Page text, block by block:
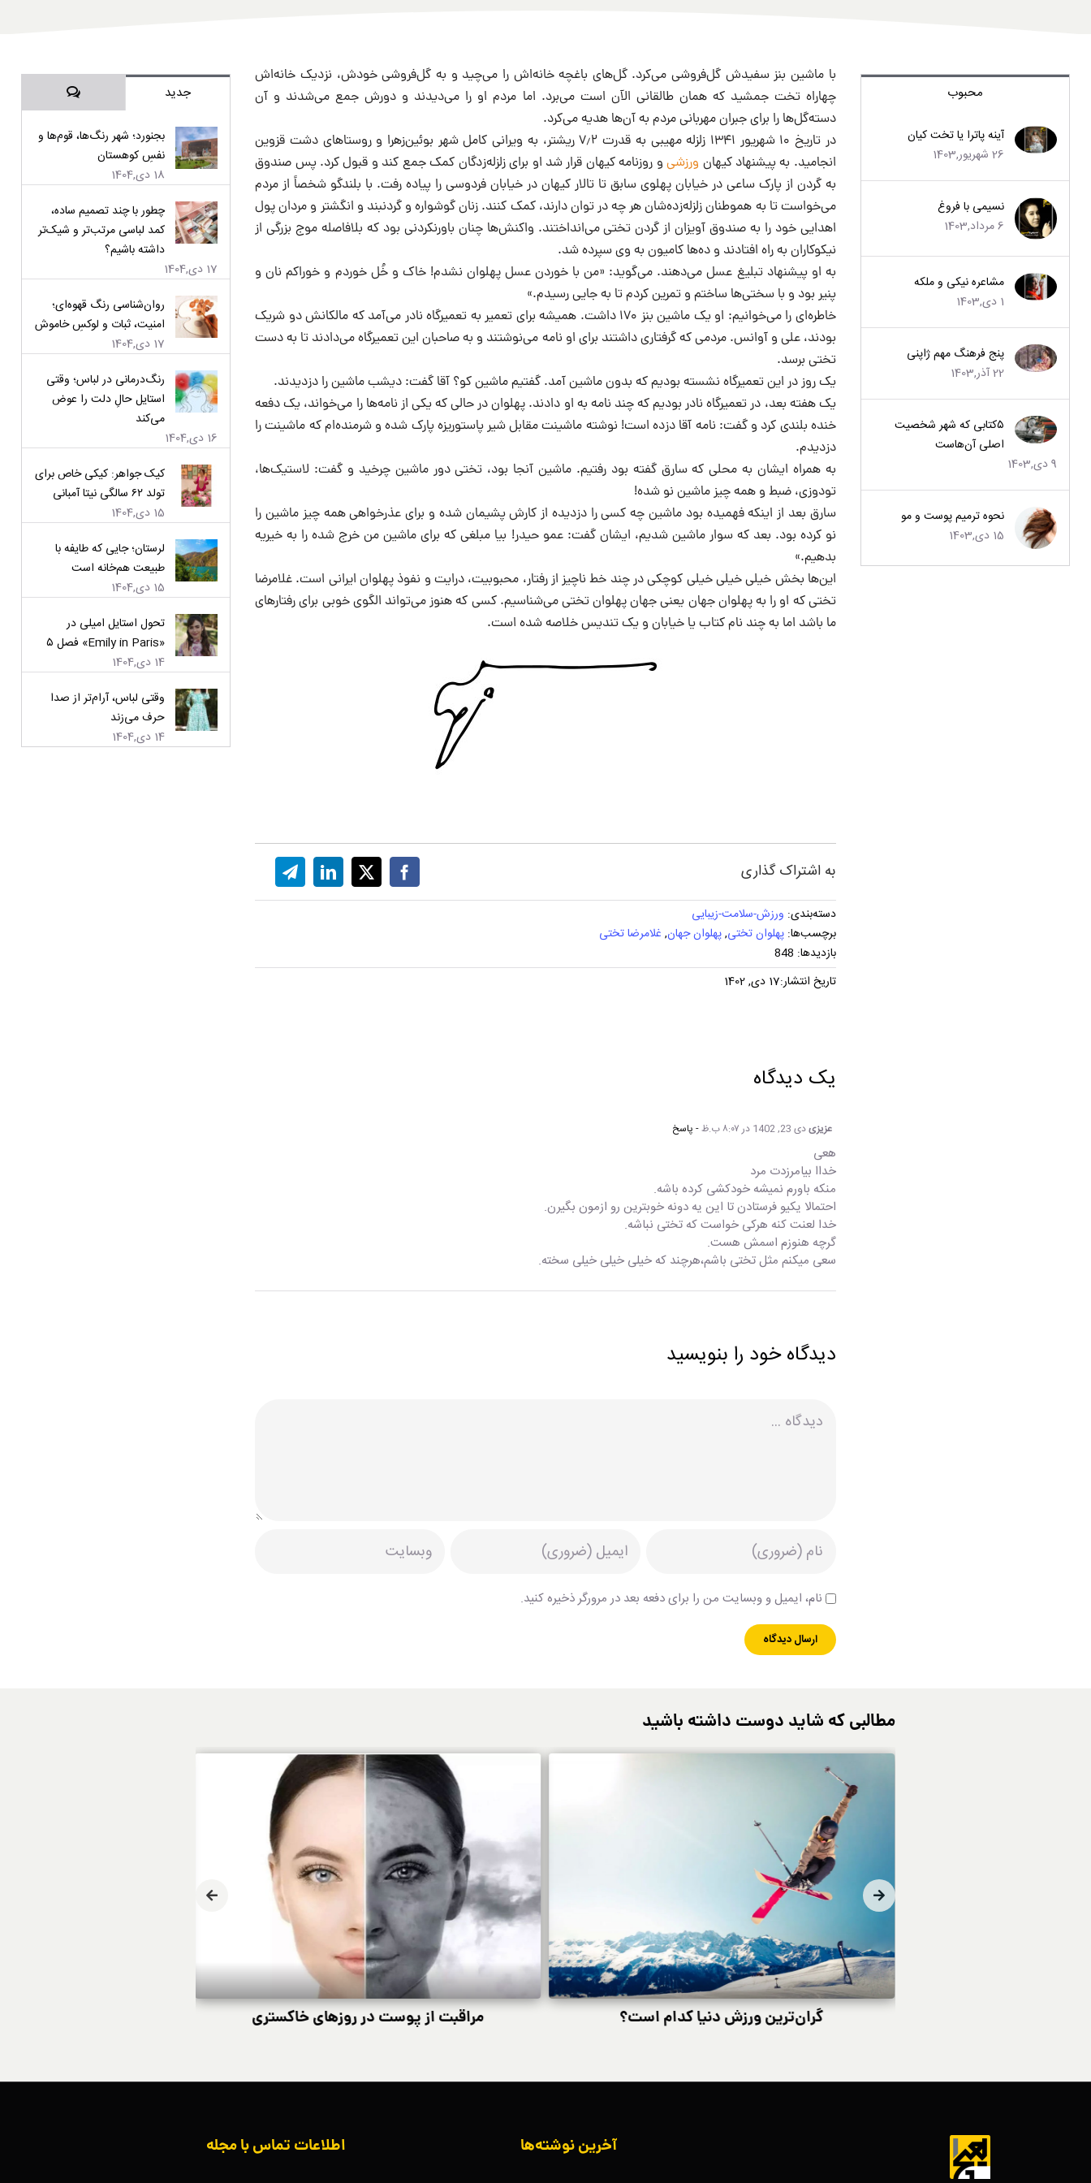
محبوب
آینه پاترا یا تخت کیان
26 شهریور,1403
نسیمی با فروغ
6 مرداد,1403
مشاعره نیکی و ملکه
1 دی,1403
پنج فرهنگ مهم ژاپنی
22 آذر,1403
۵کتابی که شهر شخصیت
اصلی آن‌هاست
9 دی,1403
نحوه ترمیم پوست و مو
15 دی,1403
با ماشین بنز سفیدش گل‌فروشی می‌کرد. گل‌های باغچه خانه‌اش را می‌چید و به گل‌فروشی خودش، نزدیک خانه‌اش
چهاراه تخت جمشید که همان طالقانی الآن است می‌برد. اما مردم او را می‌دیدند و دورش جمع می‌شدند و آن
دسته‌گل‌ها را برای جبران مهربانی مردم به آن‌ها هدیه می‌کرد.
در تاریخ ۱۰ شهریور ۱۳۴۱ زلزله مهیبی به قدرت ۷٫۲ ریشتر، به ویرانی کامل شهر بوئین‌زهرا و روستاهای دشت قزوین
انجامید. به پیشنهاد کیهان ورزشیو روزنامه کیهان قرار شد او برای زلزله‌زدگان کمک جمع کند و قبول کرد. پس صندوق
به گردن از پارک ساعی در خیابان پهلوی سابق تا تالار کیهان در خیابان فردوسی را پیاده رفت. با بلندگو شخصاً از مردم
می‌خواست تا به هموطنان زلزله‌زده‌شان هر چه در توان دارند، کمک کنند. زنان گوشواره و گردنبند و انگشتر و مردان پول
اهدایی خود را به صندوق آویزان از گردن تختی می‌انداختند. واکنش‌ها چنان باورنکردنی بود که بلافاصله موج بزرگی از
نیکوکاران به راه افتادند و ده‌ها کامیون به وی سپرده شد.
به او پیشنهاد تبلیغ عسل می‌دهند. می‌گوید: «من با خوردن عسل پهلوان نشدم! خاک و خُل خوردم و خوراکم نان و
پنیر بود و با سختی‌ها ساختم و تمرین کردم تا به جایی رسیدم.»
خاطره‌ای را می‌خوانیم: او یک ماشین بنز ۱۷۰ داشت. همیشه برای تعمیر به تعمیرگاه نادر می‌آمد که مالکانش دو شریک
بودند، علی و آوانس. مردمی که گرفتاری داشتند برای او نامه می‌نوشتند و به صاحبان این تعمیرگاه می‌دادند تا به دست
تختی برسد.
یک روز در این تعمیرگاه نشسته بودیم که بدون ماشین آمد. گفتیم ماشین کو؟ آقا گفت: دیشب ماشین را دزدیدند.
یک هفته بعد، در تعمیرگاه نادر بودیم که چند نامه به او دادند. پهلوان در حالی که یکی از نامه‌ها را می‌خواند، یک دفعه
خنده بلندی کرد و گفت: نامه آقا دزده است! نوشته ماشینت مقابل شیر پاستوریزه پارک شده و شرمنده‌ام که ماشینت را
دزدیدم.
به همراه ایشان به محلی که سارق گفته بود رفتیم. ماشین آنجا بود، تختی دور ماشین چرخید و گفت: لاستیک‌ها،
تودوزی، ضبط و همه چیز ماشین نو شده!
سارق بعد از اینکه فهمیده بود ماشین چه کسی را دزدیده از کارش پشیمان شده و برای عذرخواهی همه چیز ماشین را
نو کرده بود. بعد که سوار ماشین شدیم، ایشان گفت: عمو حیدر! بیا مبلغی که برای ماشین من خرج شده را به خیریه
بدهیم.»
این‌ها بخش خیلی خیلی خیلی کوچکی در چند خط ناچیز از رفتار، محبوبیت، درایت و نفوذ پهلوان ایرانی است. غلامرضا
تختی که او را به پهلوان جهان یعنی جهان پهلوان تختی می‌شناسیم. کسی که هنوز می‌تواند الگوی خوبی برای رفتارهای
ما باشد اما به چند نام کتاب یا خیابان و یک تندیس خلاصه شده است.
به اشتراک گذاری
دسته‌بندی: ورزش-سلامت-زیبایی
برچسب‌ها:پهلوان تختی,پهلوان جهان, غلامرضا تختی
بازدیدها: 848
تاریخ انتشار:17 دی, 1402
یک دیدگاه
عزیزیدی 23, 1402 در ۸:۰۷ ب.ظ - پاسخ
هعی
خداا بیامرزدت مرد
منکه باورم نمیشه خودکشی کرده باشه.
احتمالا یکیو فرستادن تا این یه دونه خوبترین رو ازمون بگیرن.
خدا لعنت کنه هرکی خواست که تختی نباشه.
گرچه هنوزم اسمش هست.
سعی میکنم مثل تختی باشم،هرچند که خیلی خیلی خیلی سخته.
دیدگاه خود را بنویسید
نام، ایمیل و وبسایت من را برای دفعه بعد در مرورگر ذخیره کنید.
جدید دیدگاه‌ها
بجنورد؛ شهر رنگ‌ها، قوم‌ها و
نفسِ کوهستان
18 دی,1404
چطور با چند تصمیم ساده،
کمد لباسی مرتب‌تر و شیک‌تر
داشته باشیم؟
17 دی,1404
روان‌شناسی رنگ قهوه‌ای؛
امنیت، ثبات و لوکسِ خاموش
17 دی,1404
رنگ‌درمانی در لباس؛ وقتی
استایل حالِ دلت را عوض
می‌کند
16 دی,1404
کیک جواهر: کیکی خاص برای
تولد ۶۲ سالگی نیتا آمبانی
15 دی,1404
لرستان؛ جایی که طایفه با
طبیعت هم‌خانه است
15 دی,1404
تحول استایل امیلی در
«Emily in Paris» فصل ۵
14 دی,1404
وقتی لباس، آرام‌تر از صدا
حرف می‌زند
14 دی,1404
مطالبی که شاید دوست داشته باشید
گران‌ترین ورزش دنیا کدام است؟ مراقبت از پوست در روزهای خاکستری
آخرین نوشته‌ها اطلاعات تماس با مجله